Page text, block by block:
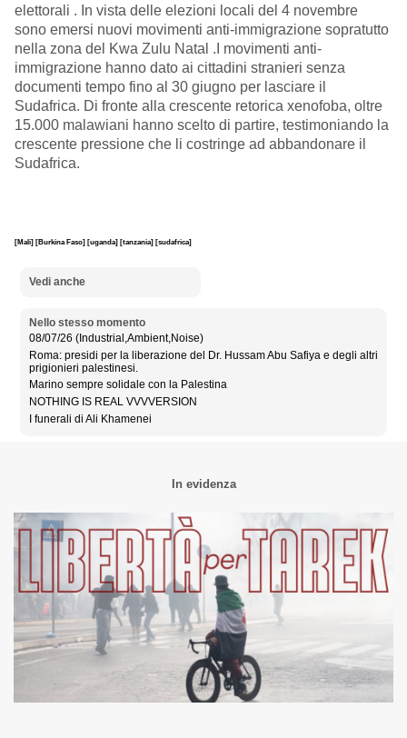
elettorali . In vista delle elezioni locali del 4 novembre
sono emersi nuovi movimenti anti-immigrazione sopratutto
nella zona del Kwa Zulu Natal .I movimenti anti-
immigrazione hanno dato ai cittadini stranieri senza
documenti tempo fino al 30 giugno per lasciare il
Sudafrica. Di fronte alla crescente retorica xenofoba, oltre
15.000 malawiani hanno scelto di partire, testimoniando la
crescente pressione che li costringe ad abbandonare il
Sudafrica.
[Mali] [Burkina Faso] [uganda] [tanzania] [sudafrica]
Vedi anche
Nello stesso momento
08/07/26 (Industrial,Ambient,Noise)
Roma: presidi per la liberazione del Dr. Hussam Abu Safiya e degli altri
prigionieri palestinesi.
Marino sempre solidale con la Palestina
NOTHING IS REAL VVVVERSION
I funerali di Ali Khamenei
In evidenza